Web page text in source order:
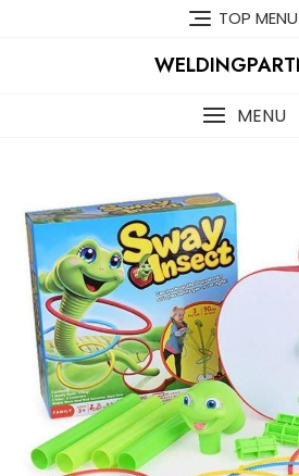
TOP MENU
MENU